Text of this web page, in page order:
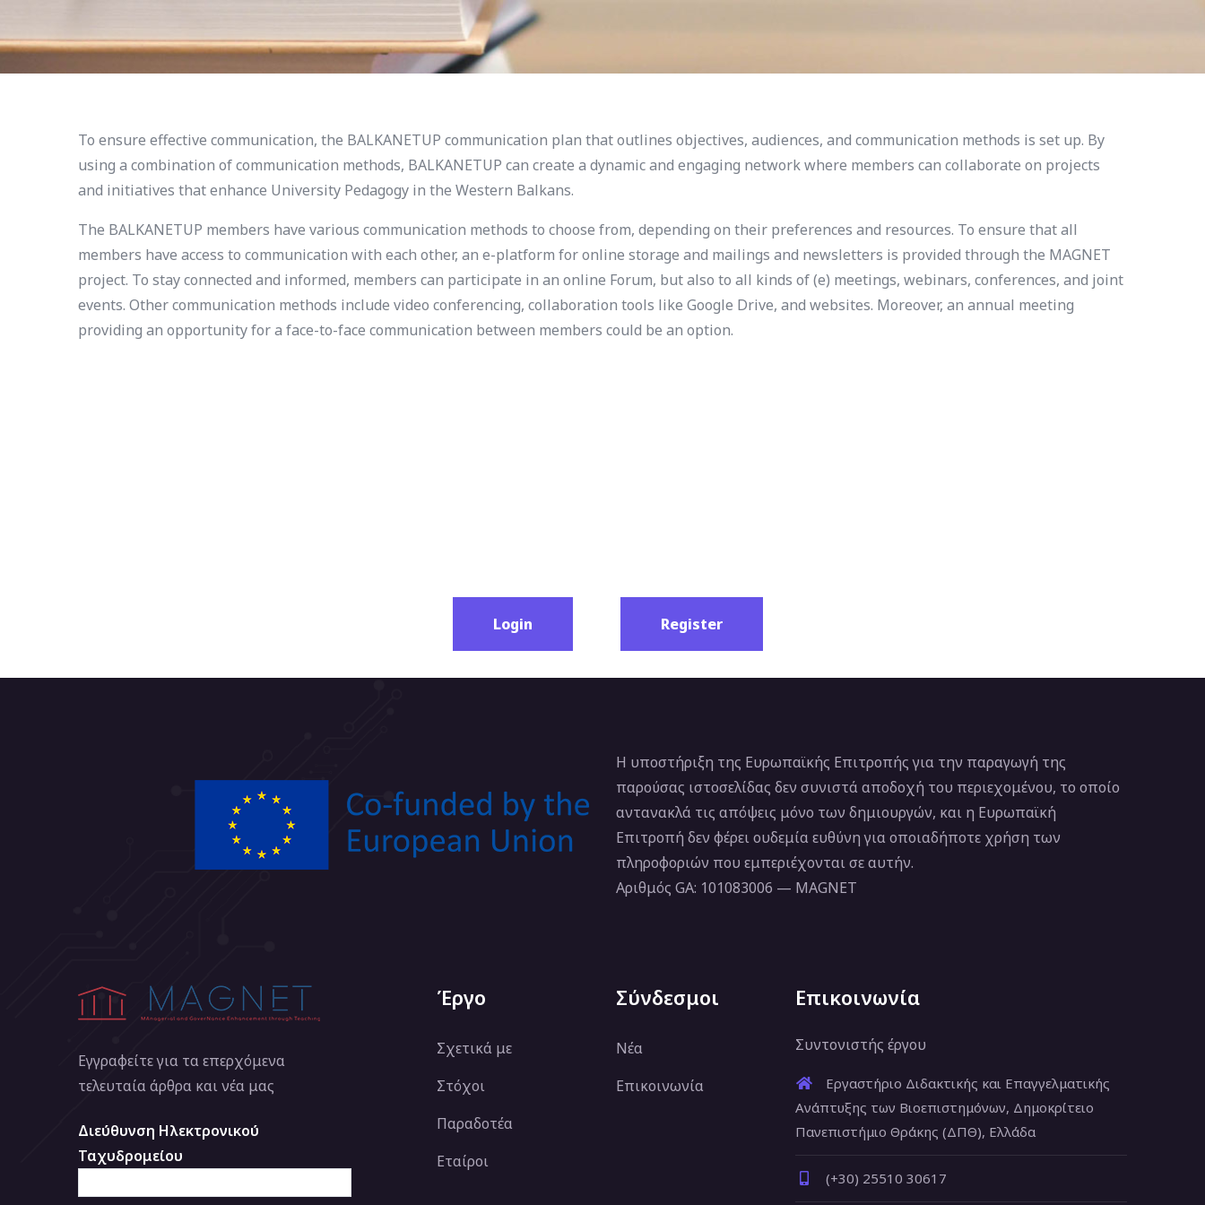
To ensure effective communication, the BALKANETUP communication plan that outlines objectives, audiences, and communication methods is set up. By
using a combination of communication methods, BALKANETUP can create a dynamic and engaging network where members can collaborate on projects
and initiatives that enhance University Pedagogy in the Western Balkans.
The BALKANETUP members have various communication methods to choose from, depending on their preferences and resources. To ensure that all
members have access to communication with each other, an e-platform for online storage and mailings and newsletters is provided through the MAGNET
project. To stay connected and informed, members can participate in an online Forum, but also to all kinds of (e) meetings, webinars, conferences, and joint
events. Other communication methods include video conferencing, collaboration tools like Google Drive, and websites. Moreover, an annual meeting
providing an opportunity for a face-to-face communication between members could be an option.
Login Register
Η υποστήριξη της Ευρωπαϊκής Επιτροπής για την παραγωγή της
παρούσας ιστοσελίδας δεν συνιστά αποδοχή του περιεχομένου, το οποίο
αντανακλά τις απόψεις μόνο των δημιουργών, και η Ευρωπαϊκή
Επιτροπή δεν φέρει ουδεμία ευθύνη για οποιαδήποτε χρήση των
πληροφοριών που εμπεριέχονται σε αυτήν.
Αριθμός GA: 101083006 — MAGNET
Εγγραφείτε για τα επερχόμενα
τελευταία άρθρα και νέα μας
Διεύθυνση Ηλεκτρονικού
Ταχυδρομείου
Έργο
Σχετικά με
Στόχοι
Παραδοτέα
Εταίροι
Σύνδεσμοι
Νέα
Επικοινωνία
Επικοινωνία
Συντονιστής έργου
Εργαστήριο Διδακτικής και Επαγγελματικής
Ανάπτυξης των Βιοεπιστημόνων, Δημοκρίτειο
Πανεπιστήμιο Θράκης (ΔΠΘ), Ελλάδα
(+30) 25510 30617